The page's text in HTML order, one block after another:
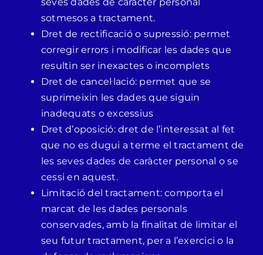
seves dades de caràcter personal
sotmesos a tractament.
Dret de rectificació o supressió: permet
corregir errors i modificar les dades que
resultin ser inexactes o incomplets
Dret de cancel·lació: permet que se
suprimeixin les dades que siguin
inadequats o excessius
Dret d’oposició: dret de l’interessat al fet
que no es dugui a terme el tractament de
les seves dades de caràcter personal o se
cessi en aquest.
Limitació del tractament: comporta el
marcat de les dades personals
conservades, amb la finalitat de limitar el
seu futur tractament, per a l’exercici o la